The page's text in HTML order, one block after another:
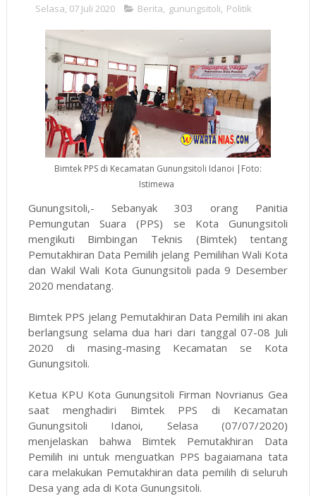
Selasa, 07 Juli 2020 Berita, gunungsitoli, Politik
Bimtek PPS di Kecamatan Gunungsitoli Idanoi |Foto:
Istimewa
Gunungsitoli,- Sebanyak 303 orang Panitia
Pemungutan Suara (PPS) se Kota Gunungsitoli
mengikuti Bimbingan Teknis (Bimtek) tentang
Pemutakhiran Data Pemilih jelang Pemilihan Wali Kota
dan Wakil Wali Kota Gunungsitoli pada 9 Desember
2020 mendatang.
Bimtek PPS jelang Pemutakhiran Data Pemilih ini akan
berlangsung selama dua hari dari tanggal 07-08 Juli
2020 di masing-masing Kecamatan se Kota
Gunungsitoli.
Ketua KPU Kota Gunungsitoli Firman Novrianus Gea
saat menghadiri Bimtek PPS di Kecamatan
Gunungsitoli Idanoi, Selasa (07/07/2020)
menjelaskan bahwa Bimtek Pemutakhiran Data
Pemilih ini untuk menguatkan PPS bagaiamana tata
cara melakukan Pemutakhiran data pemilih di seluruh
Desa yang ada di Kota Gunungsitoli.